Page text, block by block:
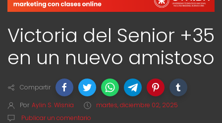
Victoria del Senior +35
en un nuevo amistoso
Compartir
Por Aylin S. Wisnia
martes, diciembre 02, 2025
Publicar un comentario